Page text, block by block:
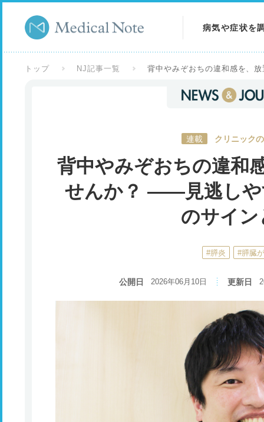
病気や症状を
症状を調べる
トップ NJ記事一覧 背中やみぞおちの違和感を、
連載 クリニック
背中やみぞおちの違和
せんか？ ――見逃しや
のサイン
#膵炎 #膵臓
公開日 2026年06月10日 更新日